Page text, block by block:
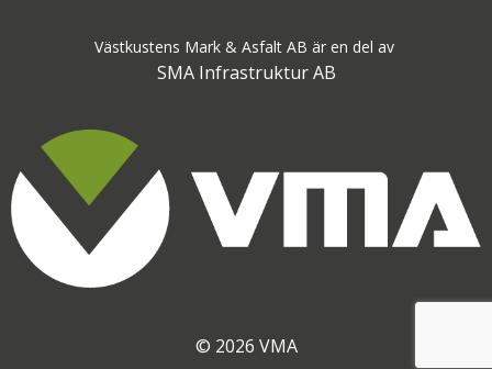
Västkustens Mark & Asfalt AB är en del av
SMA Infrastruktur AB
© 2026 VMA